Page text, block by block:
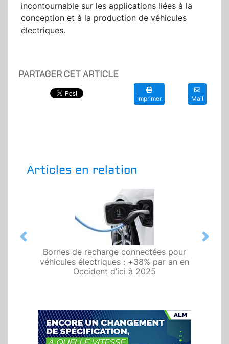
incontournable sur les applications liées à la
conception et à la production de véhicules
électriques.
PARTAGER CET ARTICLE
Imprimer Mail
Articles en relation
Bornes de recharge connectées pour
véhicules électriques : +38% par an en
Occident d’ici à 2025
Previous Next